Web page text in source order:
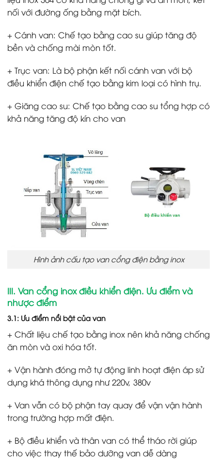
nối với đường ống bằng mặt bích.
+ Cánh van: Chế tạo bằng cao su giúp tăng độ
bền và chống mài mòn tốt.
+ Trục van: Là bộ phận kết nối cánh van với bộ
điều khiển điện chế tạo bằng kim loại có hình trụ.
+ Giăng cao su: Chế tạo bằng cao su tổng hợp có
khả năng tăng độ kín cho van
Hình ảnh cấu tạo van cổng điện bằng inox
III. Van cổng inox điều khiển điện. Ưu điểm và
nhược điểm
3.1: Ưu điểm nổi bật của van
+ Chất liệu chế tạo bằng inox nên khả năng chống
ăn mòn và oxi hóa tốt.
+ Vận hành đóng mở tự động linh hoạt điện áp sử
dụng khá thông dụng như 220v, 380v
+ Van vẫn có bộ phận tay quay để vận vận hành
trong trường hợp mất điện.
+ Bộ điều khiển và thân van có thể tháo rời giúp
cho việc thay thế bảo dưỡng van dễ dàng